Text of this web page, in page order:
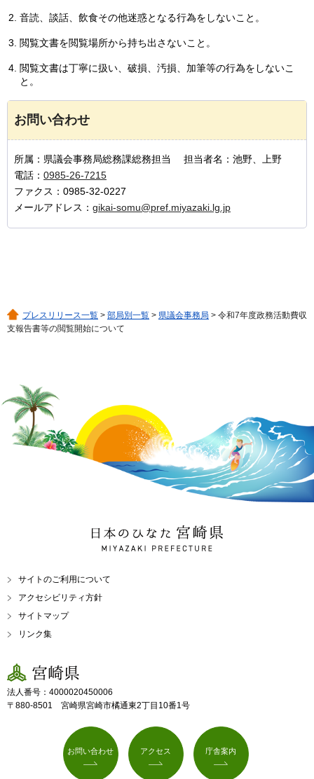
音読、談話、飲食その他迷惑となる行為をしないこと。
閲覧文書を閲覧場所から持ち出さないこと。
閲覧文書は丁寧に扱い、破損、汚損、加筆等の行為をしないこ
と。
お問い合わせ
所属：県議会事務局総務課総務担当 担当者名：池野、上野
電話： 0985-26-7215
ファクス：0985-32-0227
メールアドレス： gikai-somu@pref.miyazaki.lg.jp
プレスリリース一覧 > 部局別一覧 > 県議会事務局 > 令和7年度政務活動費収
支報告書等の閲覧開始について
日本のひなた 宮崎県
MIYAZAKI PREFECTURE
サイトのご利用について
アクセシビリティ方針
サイトマップ
リンク集
宮崎県
法人番号：4000020450006
〒880-8501 宮崎県宮崎市橘通東2丁目10番1号
お問い合わせ アクセス 庁舎案内